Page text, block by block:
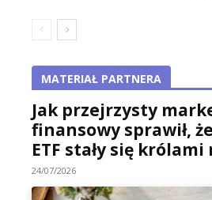
MATERIAŁ PARTNERA
Jak przejrzysty
finansowy sprawił,
ETF stały się
24/07/2026